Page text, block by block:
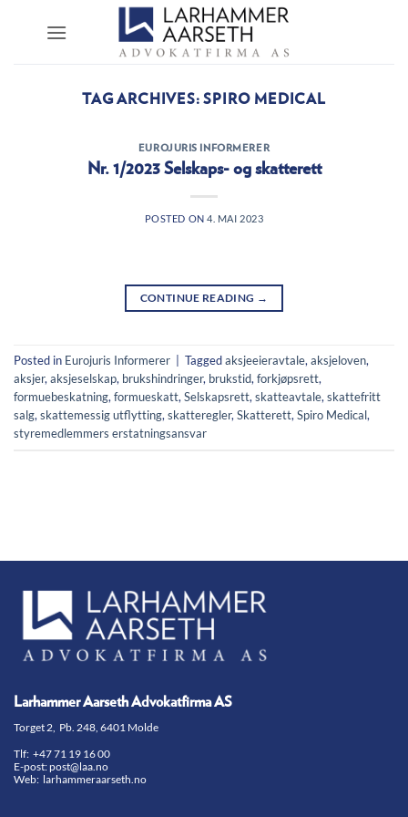
TAG ARCHIVES:SPIRO MEDICAL
EUROJURIS INFORMERER
Nr. 1/2023 Selskaps- og skatterett
POSTED ON4. MAI 2023
CONTINUE READING →
Posted in Eurojuris Informerer Taggedaksjeeieravtale, aksjeloven,
aksjer, aksjeselskap, brukshindringer, brukstid, forkjøpsrett,
formuebeskatning, formueskatt, Selskapsrett, skatteavtale, skattefritt
salg, skattemessig utflytting, skatteregler, Skatterett, Spiro Medical,
styremedlemmers erstatningsansvar
Larhammer Aarseth Advokatfirma AS
Torget 2, Pb. 248, 6401 Molde
Tlf: +47 71 19 16 00
E-post:post@laa.no
Web: larhammeraarseth.no